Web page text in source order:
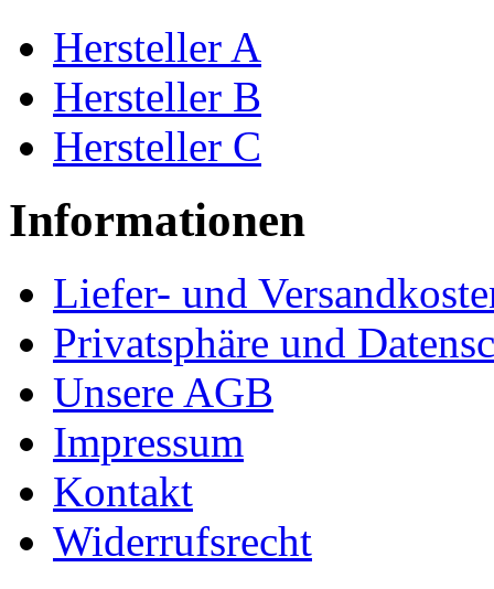
Hersteller A
Hersteller B
Hersteller C
Informationen
Liefer- und
Privatsphäre und
Unsere AGB
Impressum
Kontakt
Widerrufsrecht